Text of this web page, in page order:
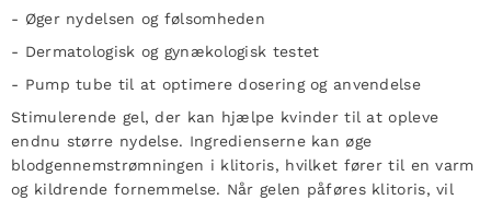
- Øger nydelsen og følsomheden
- Dermatologisk og gynækologisk testet
- Pump tube til at optimere dosering og anvendelse
Stimulerende gel, der kan hjælpe kvinder til at opleve
endnu større nydelse. Ingredienserne kan øge
blodgennemstrømningen i klitoris, hvilket fører til en varm
og kildrende fornemmelse. Når gelen påføres klitoris, vil